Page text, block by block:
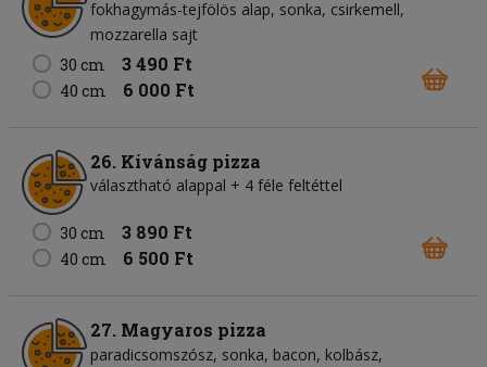
fokhagymás-tejfölös alap sonka csirkemell
mozzarella sajt
30 cm
3 490 Ft
40 cm 6 000 Ft
26. Kívánság pizza
választható alappal + 4 féle feltéttel
30 cm 3 890 Ft
40 cm 6 500 Ft
27. Magyaros pizza
paradicsomszósz sonka bacon kolbász